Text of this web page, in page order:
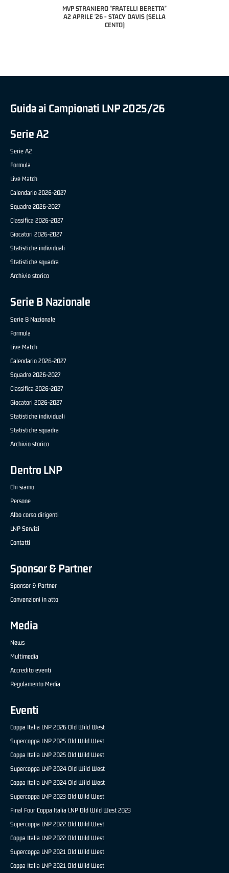
MVP STRANIERO "FRATELLI BERETTA"
A2 APRILE '26 - STACY DAVIS (SELLA
MVP "FRATELLI BERETTA" SAMUEL
DILAS B NAZIONALE APRILE '26 -
MARCO RESTELLI (TAV TREVIGLIO
Guida ai Campionati LNP 2025/26
Serie A2
Serie A2
Formula
Live Match
Calendario 2026-2027
Squadre 2026-2027
Classifica 2026-2027
Giocatori 2026-2027
Statistiche individuali
Statistiche squadra
Archivio storico
Serie B Nazionale
Serie B Nazionale
Formula
Live Match
Calendario 2026-2027
Squadre 2026-2027
Classifica 2026-2027
Giocatori 2026-2027
Statistiche individuali
Statistiche squadra
Archivio storico
Dentro LNP
Chi siamo
Persone
Albo corso dirigenti
LNP Servizi
Contatti
Sponsor & Partner
Sponsor & Partner
Convenzioni in atto
Media
News
Multimedia
Accredito eventi
Regolamento Media
Eventi
Coppa Italia LNP 2026 Old Wild West
Supercoppa LNP 2025 Old Wild West
Coppa Italia LNP 2025 Old Wild West
Supercoppa LNP 2024 Old Wild West
Coppa Italia LNP 2024 Old Wild West
Supercoppa LNP 2023 Old Wild West
Final Four Coppa Italia LNP Old Wild West 2023
Supercoppa LNP 2022 Old Wild West
Coppa Italia LNP 2022 Old Wild West
Supercoppa LNP 2021 Old Wild West
Coppa Italia LNP 2021 Old Wild West